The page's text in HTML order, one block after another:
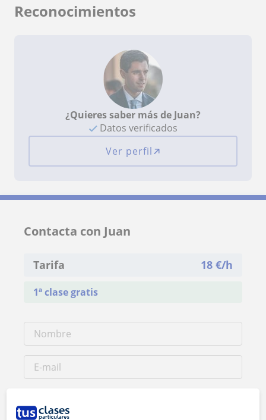
Reconocimientos
¿Quieres saber más de Juan?
Datos verificados
Ver perfil
Contacta con Juan
Tarifa 18 €/h
1ª clase gratis